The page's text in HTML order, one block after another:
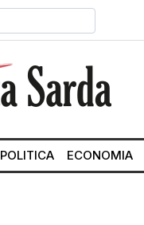
POLITICA ECONOMIA